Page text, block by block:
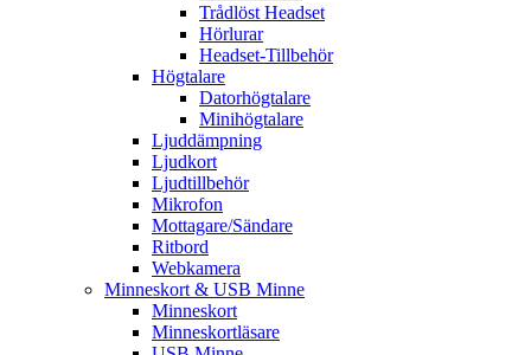
Trådlöst Headset
Hörlurar
Headset-Tillbehör
Högtalare
Datorhögtalare
Minihögtalare
Ljuddämpning
Ljudkort
Ljudtillbehör
Mikrofon
Mottagare/Sändare
Ritbord
Webkamera
Minneskort & USB Minne
Minneskort
Minneskortläsare